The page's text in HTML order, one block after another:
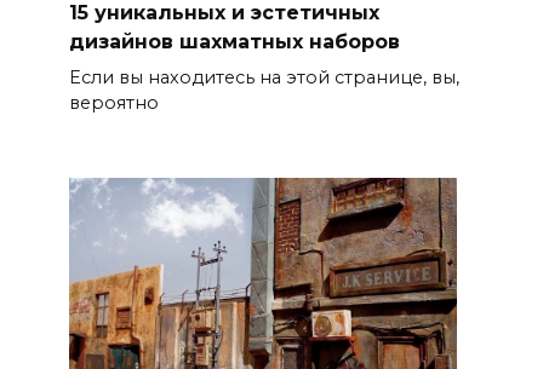
15 уникальных и эстетичных
дизайнов шахматных наборов
Если вы находитесь на этой странице, вы,
вероятно